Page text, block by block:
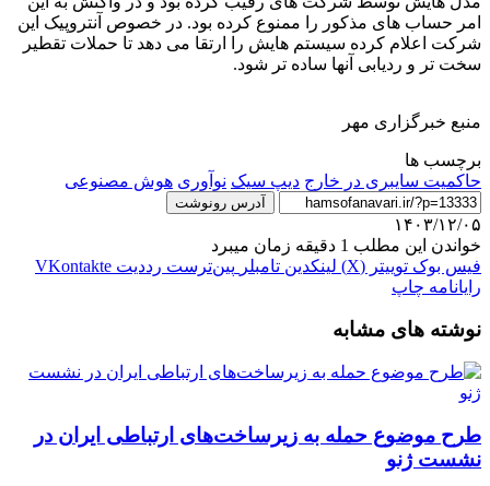
امر حساب های مذکور را ممنوع کرده بود. در خصوص آنتروپیک این
شرکت اعلام کرده سیستم هایش را ارتقا می دهد تا حملات تقطیر
سخت تر و ردیابی آنها ساده تر شود.
منبع خبرگزاری مهر
برچسب ها
حاکمیت سایبری در خارج دیپ سیک نوآوری هوش مصنوعی
آدرس رونوشت
۱۴۰۳/۱۲/۰۵
خواندن این مطلب 1 دقیقه زمان میبرد
فیس بوک توییتر (X) لینکدین ‫تامبلر ‫پین‌ترست ‫رددیت ‫VKontakte
رایانامه چاپ
نوشته های مشابه
طرح موضوع حمله به زیرساخت‌های ارتباطی ایران در
نشست ژنو